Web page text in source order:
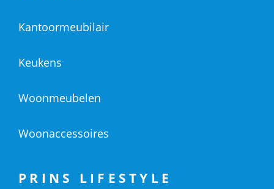
Kantoormeubilair
Keukens
Woonmeubelen
Woonaccessoires
PRINS LIFESTYLE